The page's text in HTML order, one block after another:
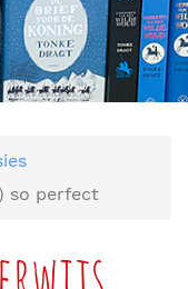
so perfect